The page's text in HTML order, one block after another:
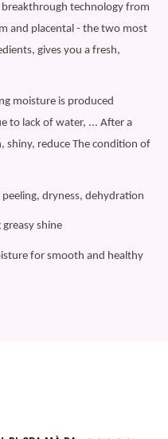
breakthrough technology from
and placental - the two most
gives you a fresh,
moisture is produced
to lack of water, ... After a
shiny, reduce The condition of
dryness, dehydration
shine
for smooth and healthy